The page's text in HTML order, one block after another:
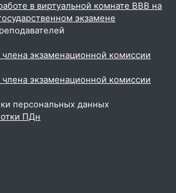
в виртуальной комнате BBB на
экзамене
экзаменационной комиссии
экзаменационной комиссии
персональных данных
ПДн